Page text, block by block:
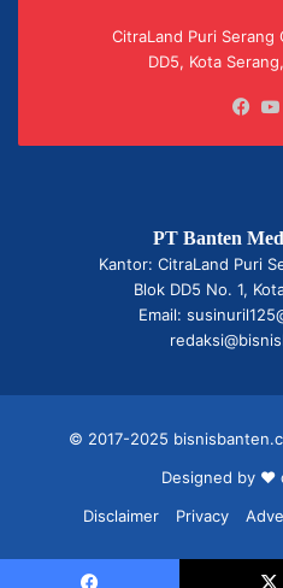
CitraLand Puri Serang
DD5, Kota
PT Banten
Kantor: CitraLand Puri
Blok DD5 No. 1,
Email:
© 2017-2025
Designed by ❤
Disclaimer
Privacy